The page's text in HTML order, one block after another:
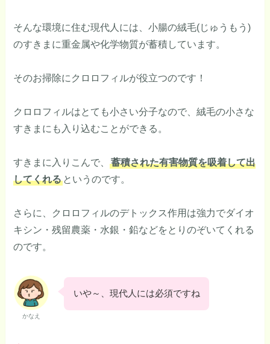
そんな環境に住む現代人には、小腸の絨毛(じゅうもう)
のすきまに重金属や化学物質が蓄積しています。
そのお掃除にクロロフィルが役立つのです！
クロロフィルはとても小さい分子なので、絨毛の小さな
すきまにも入り込むことができる。
すきまに入りこんで、蓄積された有害物質を吸着して出
してくれる というのです。
さらに、クロロフィルのデトックス作用は強力でダイオ
キシン・残留農薬・水銀・鉛などをとりのぞいてくれる
のです。
かなえ
いや～、現代人には必須ですね